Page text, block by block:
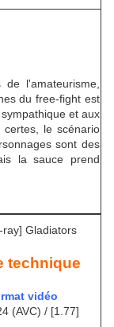
l'amateurisme,
du free-fight est
et aux
certes, le scénario
sont des
la sauce prend
technique
vidéo
(AVC) / [1.77]